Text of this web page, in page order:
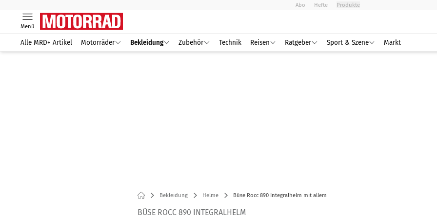
Abo Hefte Produkte
Menü
Alle MRD+ Artikel Motorräder Bekleidung Zubehör Technik Reisen Ratgeber Sport & Szene Markt
Bekleidung Helme Büse Rocc 890 Integralhelm mit allem
BÜSE ROCC 890 INTEGRALHELM